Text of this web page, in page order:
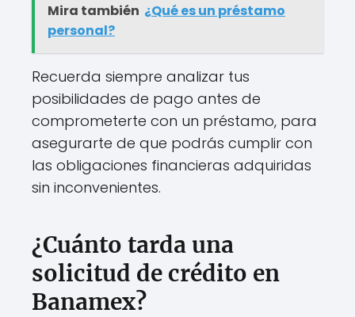
Mira también ¿Qué es un préstamo
personal?
Recuerda siempre analizar tus
posibilidades de pago antes de
comprometerte con un préstamo, para
asegurarte de que podrás cumplir con
las obligaciones financieras adquiridas
sin inconvenientes.
¿Cuánto tarda una
solicitud de crédito en
Banamex?